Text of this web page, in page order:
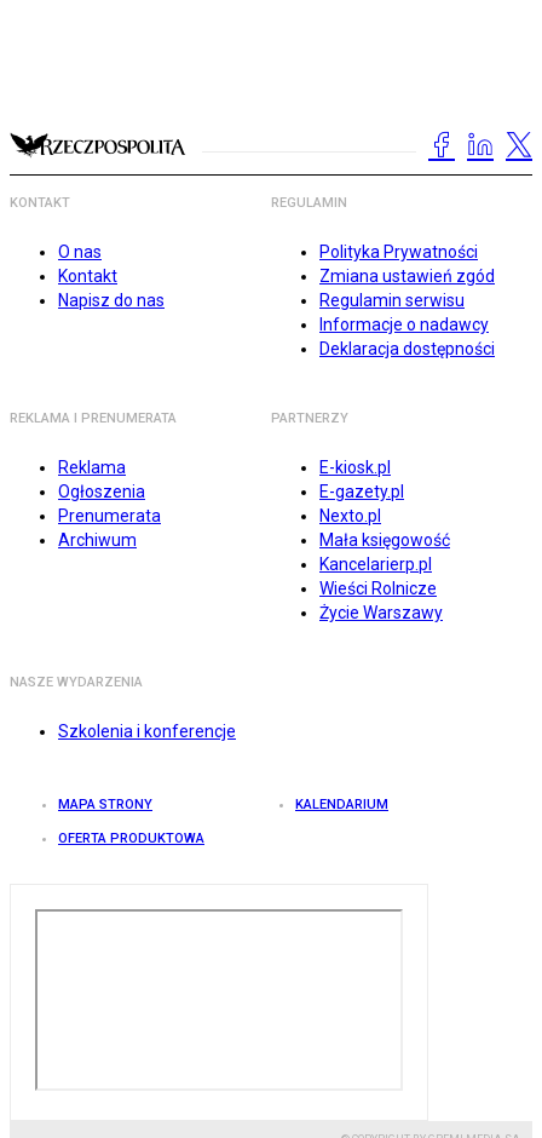
KONTAKT
O nas
Kontakt
Napisz do nas
REGULAMIN
Polityka Prywatności
Zmiana ustawień zgód
Regulamin serwisu
Informacje o nadawcy
Deklaracja dostępności
REKLAMA I PRENUMERATA
Reklama
Ogłoszenia
Prenumerata
Archiwum
PARTNERZY
E-kiosk.pl
E-gazety.pl
Nexto.pl
Mała księgowość
Kancelarierp.pl
Wieści Rolnicze
Życie Warszawy
NASZE WYDARZENIA
Szkolenia i konferencje
MAPA STRONY KALENDARIUM
OFERTA PRODUKTOWA